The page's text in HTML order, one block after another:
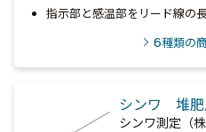
指示部と感温部をリード線の
6種類の
シンワ 堆
シンワ測定（株